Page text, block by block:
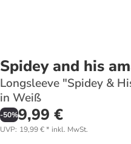
Spidey and his
Longsleeve "Spidey &
in Weiß
-50%9,99 €
UVP: 19,99 €* inkl. MwSt.